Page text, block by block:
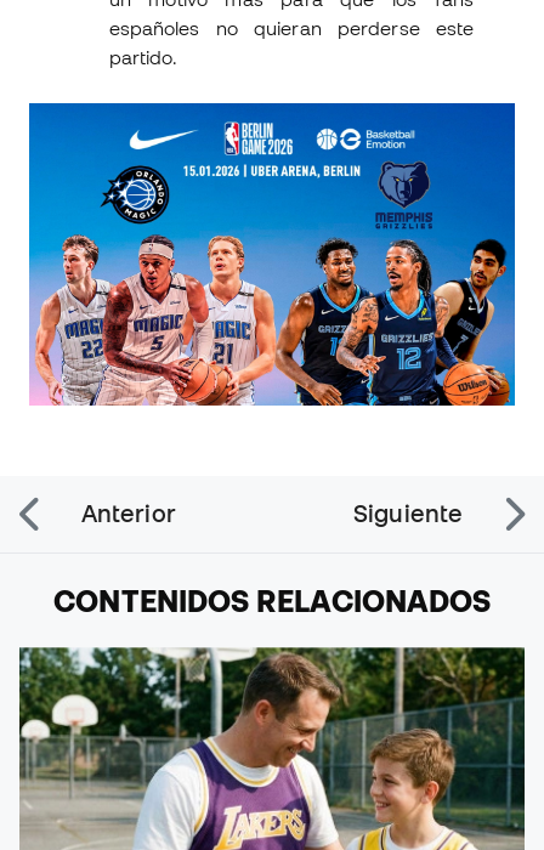
españoles no quieran perderse este
partido.
Anterior Siguiente
CONTENIDOS RELACIONADOS